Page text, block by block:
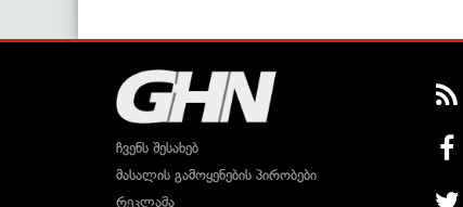
ჩვენს შესახებ
მასალის გამოყენების პირობები
რეკლამა